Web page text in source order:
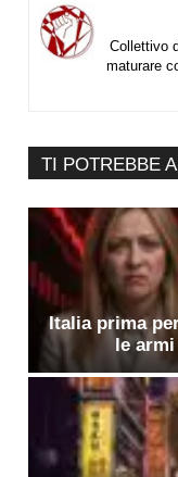
Collettivo
maturare
TI POTREBBE
Italia prima
le